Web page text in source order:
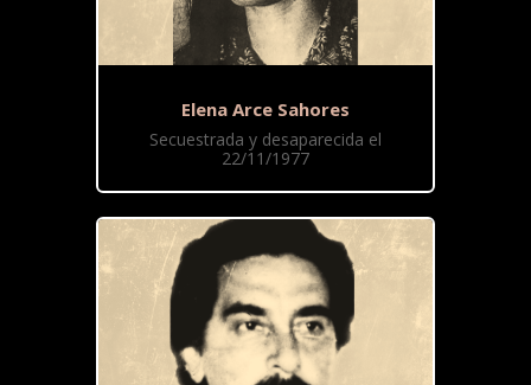
Elena Arce Sahores
Secuestrada y desaparecida el
22/11/1977